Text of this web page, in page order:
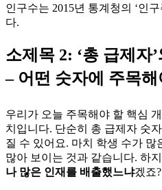
인구수는 2015년 통계청의 ‘인
다.
소제목 2: ‘총 급제자
– 어떤 숫자에 주목
우리가 오늘 주목해야 할 핵심
치입니다. 단순히 총 급제자 숫
질 수 있어요. 마치 학생 수가 많
많아 보이는 것과 같습니다. 하
나 많은 인재를 배출했느냐겠죠?